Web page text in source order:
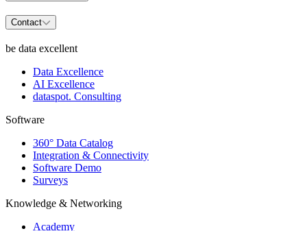
Contact
be data excellent
Data Excellence
AI Excellence
dataspot. Consulting
Software
360° Data Catalog
Integration & Connectivity
Software Demo
Surveys
Knowledge & Networking
Academy